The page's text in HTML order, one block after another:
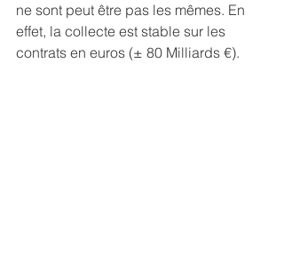
ne sont peut être pas les mêmes. En
effet, la collecte est stable sur les
contrats en euros (± 80 Milliards €).